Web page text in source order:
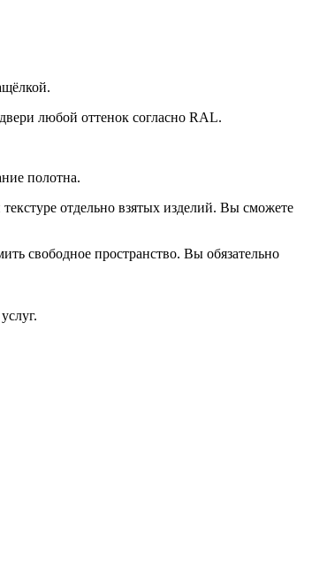
любой оттенок согласно RAL.
полотна.
отдельно взятых изделий. Вы сможете
свободное пространство. Вы обязательно